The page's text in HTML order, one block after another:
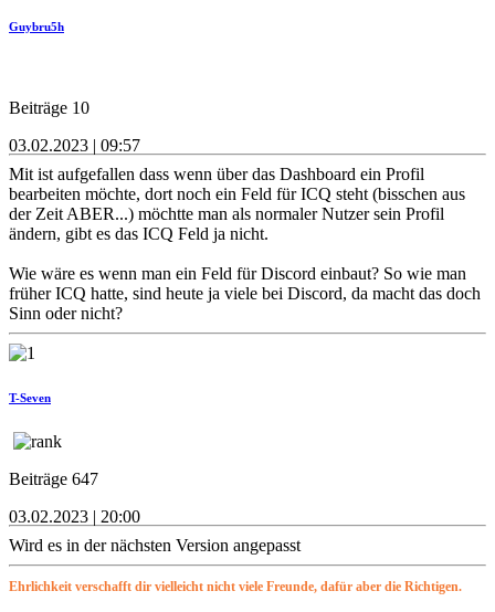
Guybru5h
Beiträge 10
03.02.2023 | 09:57
Mit ist aufgefallen dass wenn über das Dashboard ein Profil
bearbeiten möchte, dort noch ein Feld für ICQ steht (bisschen aus
der Zeit ABER...) möchtte man als normaler Nutzer sein Profil
ändern, gibt es das ICQ Feld ja nicht.
Wie wäre es wenn man ein Feld für Discord einbaut? So wie man
früher ICQ hatte, sind heute ja viele bei Discord, da macht das doch
Sinn oder nicht?
T-Seven
Beiträge 647
03.02.2023 | 20:00
Wird es in der nächsten Version angepasst
Ehrlichkeit verschafft dir vielleicht nicht viele Freunde, dafür aber die Richtigen.